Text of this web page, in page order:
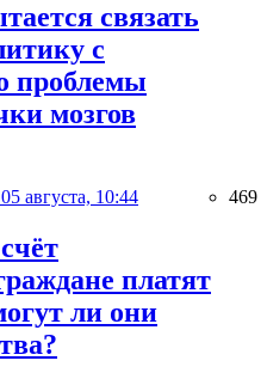
связать
с
проблемы
мозгов
05 августа, 10:44 469
платят
ли они